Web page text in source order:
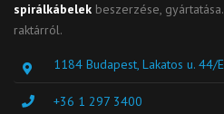
spirálkábelek beszerzése, gyártatása.
raktárról.
1184 Budapest, Lakatos u. 44/E
+36 1 297 3400